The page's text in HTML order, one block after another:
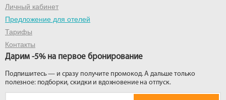
Личный кабинет
Предложение для отелей
Тарифы
Контакты
Дарим -5% на первое бронирование
Подпишитесь — и сразу получите промокод. А дальше только
полезное: подборки, скидки и вдохновение на отпуск.